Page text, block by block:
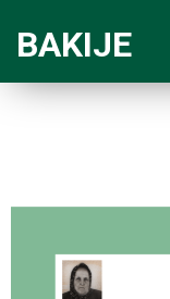
BAKIJE